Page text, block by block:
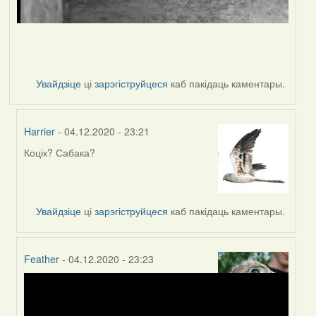
Увайдзіце цізарэгіструйцеся каб пакідаць каментары.
Harrier - 04.12.2020 - 23:21
In
Каменец.BY
Коцік? Сабака?
Увайдзіце цізарэгіструйцеся каб пакідаць каментары.
Feather - 04.12.2020 - 23:23